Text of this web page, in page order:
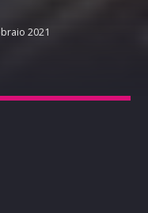
2021